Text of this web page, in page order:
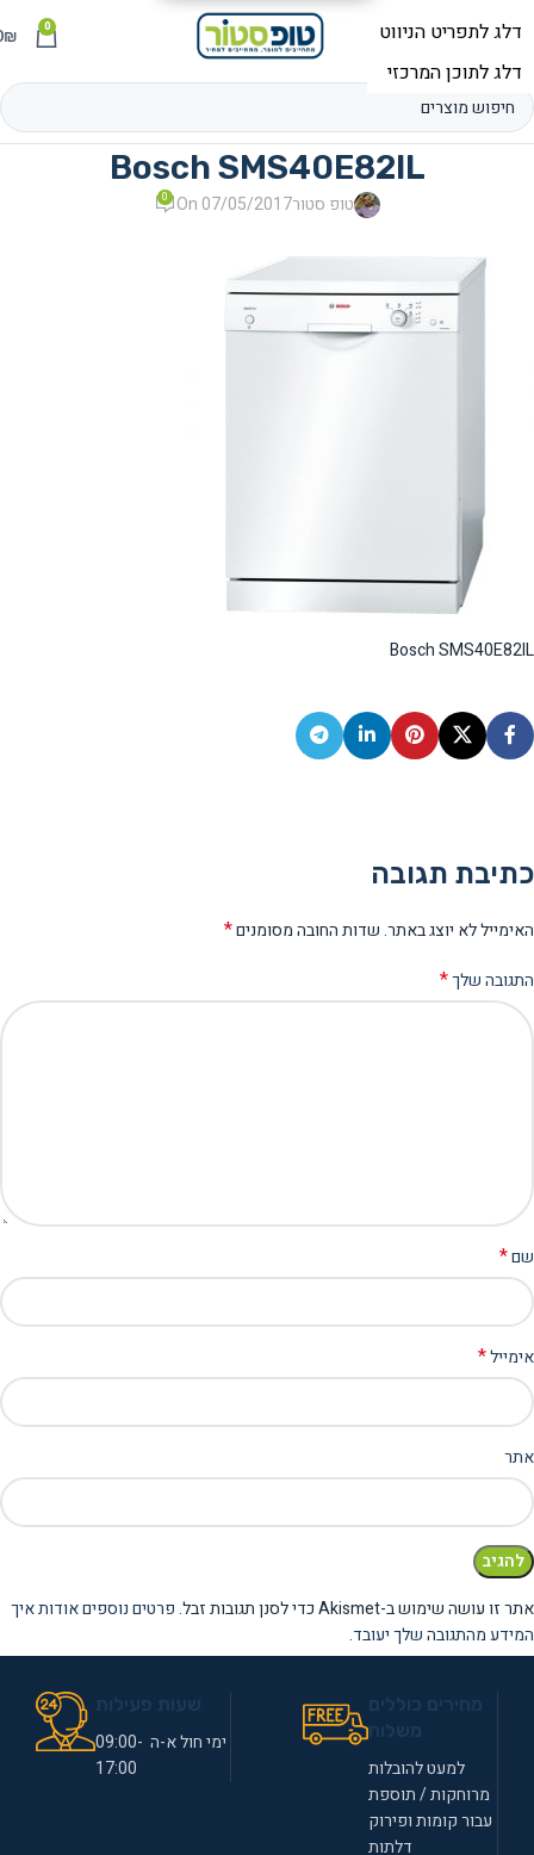
תפריט 0
₪
Bosch SMS40E82IL
טופ סטורOn 07/05/2017
0
Bosch SMS40E82IL
כתיבת תגובה
האימייל לא יוצג באתר.שדות החובה מסומנים*
התגובה שלך*
שם*
אימייל*
אתר
אתר זו עושה שימוש ב-Akismet כדי לסנן תגובות זבל.
פרטים נוספים אודות איך
המידע מהתגובה שלך יעובד.
למעט להובלות
מרוחקות / תוספת
עבור קומות ופירוק
דלתות
ימי חול א-ה 09:00-
17:00